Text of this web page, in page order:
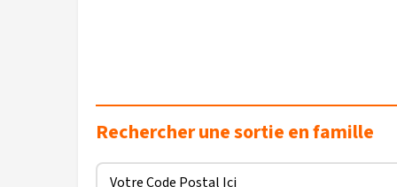
Rechercher une sortie en famille